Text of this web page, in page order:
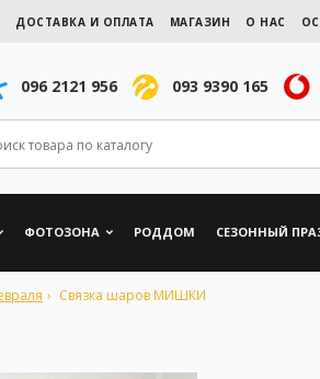
ДОСТАВКА И ОПЛАТА МАГАЗИН О НАС
096 2121 956 093 9390 165
ФОТОЗОНА РОДДОМ СЕЗОННЫЙ
Связка шаров МИШКИ